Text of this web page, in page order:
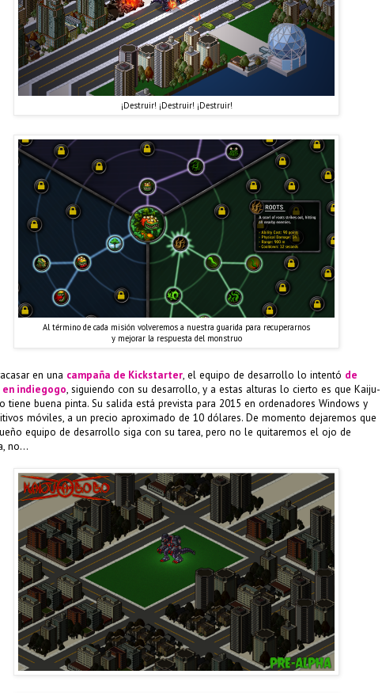
¡Destruir! ¡Destruir! ¡Destruir!
Al término de cada misión volveremos a nuestra guarida para recuperarnos
y mejorar la respuesta del monstruo
en una campaña de Kickstarter, el equipo de desarrollo lo intentó de
en indiegogo, siguiendo con su desarrollo, y a estas alturas lo cierto es que Kaiju-
tiene buena pinta. Su salida está prevista para 2015 en ordenadores Windows y
móviles, a un precio aproximado de 10 dólares. De momento dejaremos que
equipo de desarrollo siga con su tarea, pero no le quitaremos el ojo de
no...